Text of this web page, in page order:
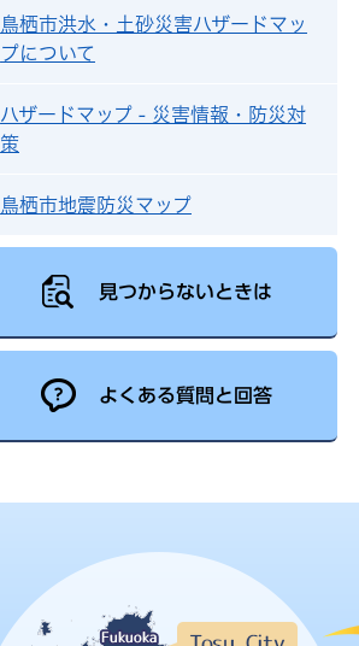
鳥栖市洪水・土砂災害ハザードマッ
プについて
ハザードマップ - 災害情報・防災対
策
鳥栖市地震防災マップ
見つからないときは
よくある質問と回答